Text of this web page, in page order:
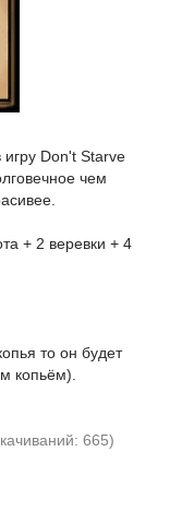
Don't Starve
чем
+ 2 веревки + 4
то он будет
копьём).
665)